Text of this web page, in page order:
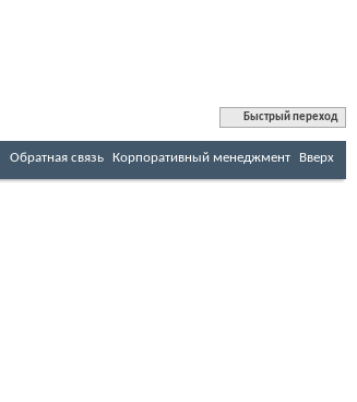
Быстрый переход
Обратная связь Корпоративный менеджмент Вверх